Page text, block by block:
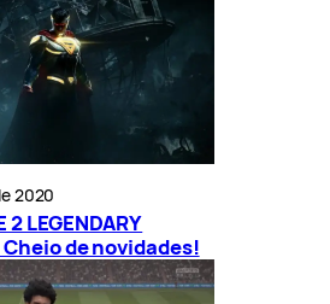
2020
2 LEGENDARY
Cheio de novidades!